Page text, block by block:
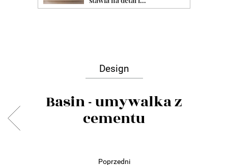
Design
Basin - umywalka z
cementu
Poprzedni